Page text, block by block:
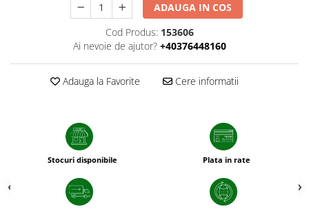
ADAUGA IN COS
Cod Produs: 153606
Ai nevoie de ajutor? +40376448160
Adauga la Favorite Cere informatii
Stocuri disponibile Plata in rate